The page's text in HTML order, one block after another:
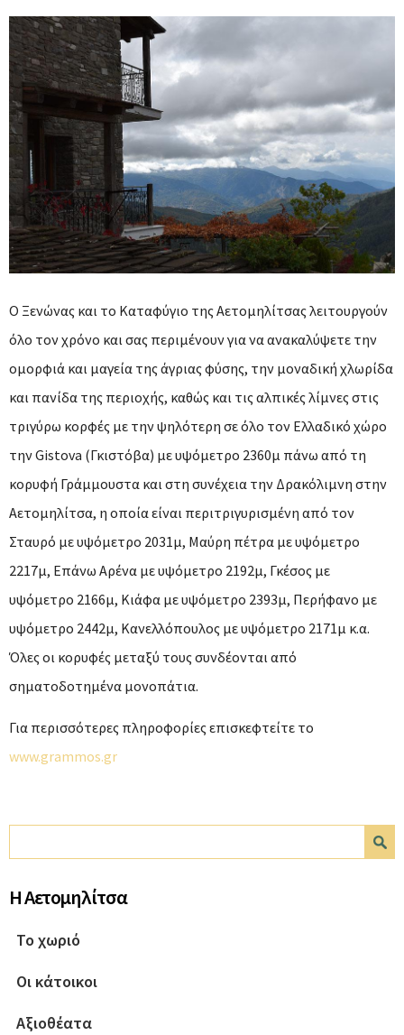
Ο Ξενώνας και το Καταφύγιο της Αετομηλίτσας λειτουργούν
όλο τον χρόνο και σας περιμένουν για να ανακαλύψετε την
ομορφιά και μαγεία της άγριας φύσης, την μοναδική χλωρίδα
και πανίδα της περιοχής, καθώς και τις αλπικές λίμνες στις
τριγύρω κορφές με την ψηλότερη σε όλο τον Ελλαδικό χώρο
την Gistova (Γκιστόβα) με υψόμετρο 2360μ πάνω από τη
κορυφή Γράμμουστα και στη συνέχεια την Δρακόλιμνη στην
Αετομηλίτσα, η οποία είναι περιτριγυρισμένη από τον
Σταυρό με υψόμετρο 2031μ, Μαύρη πέτρα με υψόμετρο
2217μ, Επάνω Αρένα με υψόμετρο 2192μ, Γκέσος με
υψόμετρο 2166μ, Κιάφα με υψόμετρο 2393μ, Περήφανο με
υψόμετρο 2442μ, Κανελλόπουλος με υψόμετρο 2171μ κ.α.
Όλες οι κορυφές μεταξύ τους συνδέονται από
σηματοδοτημένα μονοπάτια.
Για περισσότερες πληροφορίες επισκεφτείτε το
www.grammos.gr
Φόρμα αναζήτησης
Η Αετομηλίτσα
Το χωριό
Οι κάτοικοι
Αξιοθέατα